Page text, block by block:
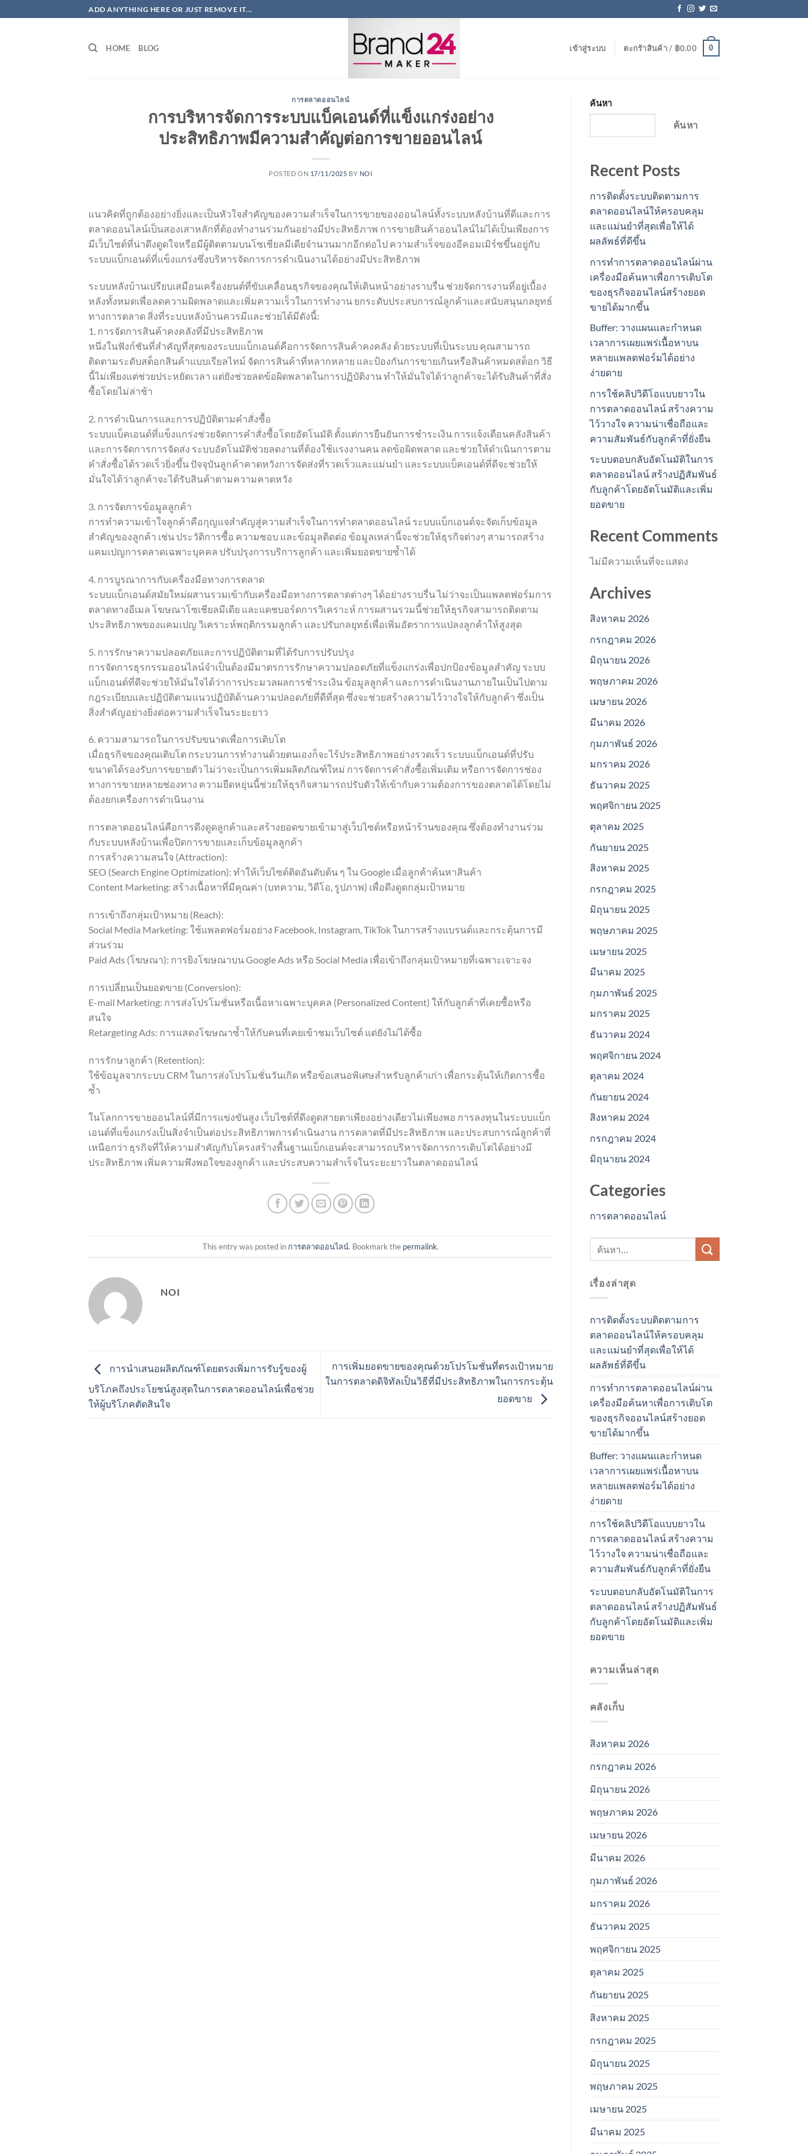
ไป
ADD ANYTHING HERE OR JUST REMOVE IT...
HOME BLOG เข้าสู่ระบบ ตะกร้าสินค้า / ฿0.00 0
การตลาดออนไลน์
การบริหารจัดการระบบแบ็คเอนด์ที่แข็งแกร่งอย่าง
ประสิทธิภาพมีความสำคัญต่อการขายออนไลน์
POSTED ON 17/11/2025 BY NOI
แนวคิดที่ถูกต้องอย่างยิ่งและเป็นหัวใจสำคัญของความสำเร็จในการขายของออนไลน์ทั้งระบบหลังบ้านที่ดีและการ
ตลาดออนไลน์เป็นสองเสาหลักที่ต้องทำงานร่วมกันอย่างมีประสิทธิภาพ การขายสินค้าออนไลน์ไม่ได้เป็นเพียงการ
มีเว็บไซต์ที่น่าดึงดูดใจหรือมีผู้ติดตามบนโซเชียลมีเดียจำนวนมากอีกต่อไป ความสำเร็จของอีคอมเมิร์ซขึ้นอยู่กับ
ระบบแบ็กเอนด์ที่แข็งแกร่งซึ่งบริหารจัดการการดำเนินงานได้อย่างมีประสิทธิภาพ
ระบบหลังบ้านเปรียบเสมือนเครื่องยนต์ที่ขับเคลื่อนธุรกิจของคุณให้เดินหน้าอย่างราบรื่น ช่วยจัดการงานที่อยู่เบื้อง
หลังทั้งหมดเพื่อลดความผิดพลาดและเพิ่มความเร็วในการทำงาน ยกระดับประสบการณ์ลูกค้าและสนับสนุนกลยุทธ์
ทางการตลาด สิ่งที่ระบบหลังบ้านควรมีและช่วยได้มีดังนี้:
1. การจัดการสินค้าคงคลังที่มีประสิทธิภาพ
หนึ่งในฟังก์ชันที่สำคัญที่สุดของระบบแบ็กเอนด์คือการจัดการสินค้าคงคลัง ด้วยระบบที่เป็นระบบ คุณสามารถ
ติดตามระดับสต็อกสินค้าแบบเรียลไทม์ จัดการสินค้าที่หลากหลาย และป้องกันการขายเกินหรือสินค้าหมดสต็อก วิธี
นี้ไม่เพียงแต่ช่วยประหยัดเวลา แต่ยังช่วยลดข้อผิดพลาดในการปฏิบัติงาน ทำให้มั่นใจได้ว่าลูกค้าจะได้รับสินค้าที่สั่ง
ซื้อโดยไม่ล่าช้า
2. การดำเนินการและการปฏิบัติตามคำสั่งซื้อ
ระบบแบ็คเอนด์ที่แข็งแกร่งช่วยจัดการคำสั่งซื้อโดยอัตโนมัติ ตั้งแต่การยืนยันการชำระเงิน การแจ้งเตือนคลังสินค้า
และการจัดการการจัดส่ง ระบบอัตโนมัติช่วยลดงานที่ต้องใช้แรงงานคน ลดข้อผิดพลาด และช่วยให้ดำเนินการตาม
คำสั่งซื้อได้รวดเร็วยิ่งขึ้น ปัจจุบันลูกค้าคาดหวังการจัดส่งที่รวดเร็วและแม่นยำ และระบบแบ็คเอนด์ที่ดีจะช่วยให้
มั่นใจได้ว่าลูกค้าจะได้รับสินค้าตามความคาดหวัง
3. การจัดการข้อมูลลูกค้า
การทำความเข้าใจลูกค้าคือกุญแจสำคัญสู่ความสำเร็จในการทำตลาดออนไลน์ ระบบแบ็กเอนด์จะจัดเก็บข้อมูล
สำคัญของลูกค้า เช่น ประวัติการซื้อ ความชอบ และข้อมูลติดต่อ ข้อมูลเหล่านี้จะช่วยให้ธุรกิจต่างๆ สามารถสร้าง
แคมเปญการตลาดเฉพาะบุคคล ปรับปรุงการบริการลูกค้า และเพิ่มยอดขายซ้ำได้
4. การบูรณาการกับเครื่องมือทางการตลาด
ระบบแบ็กเอนด์สมัยใหม่ผสานรวมเข้ากับเครื่องมือทางการตลาดต่างๆ ได้อย่างราบรื่น ไม่ว่าจะเป็นแพลตฟอร์มการ
ตลาดทางอีเมล โฆษณาโซเชียลมีเดีย และแดชบอร์ดการวิเคราะห์ การผสานรวมนี้ช่วยให้ธุรกิจสามารถติดตาม
ประสิทธิภาพของแคมเปญ วิเคราะห์พฤติกรรมลูกค้า และปรับกลยุทธ์เพื่อเพิ่มอัตราการแปลงลูกค้าให้สูงสุด
5. การรักษาความปลอดภัยและการปฏิบัติตามที่ได้รับการปรับปรุง
การจัดการธุรกรรมออนไลน์จำเป็นต้องมีมาตรการรักษาความปลอดภัยที่แข็งแกร่งเพื่อปกป้องข้อมูลสำคัญ ระบบ
แบ็กเอนด์ที่ดีจะช่วยให้มั่นใจได้ว่าการประมวลผลการชำระเงิน ข้อมูลลูกค้า และการดำเนินงานภายในเป็นไปตาม
กฎระเบียบและปฏิบัติตามแนวปฏิบัติด้านความปลอดภัยที่ดีที่สุด ซึ่งจะช่วยสร้างความไว้วางใจให้กับลูกค้า ซึ่งเป็น
สิ่งสำคัญอย่างยิ่งต่อความสำเร็จในระยะยาว
6. ความสามารถในการปรับขนาดเพื่อการเติบโต
เมื่อธุรกิจของคุณเติบโต กระบวนการทำงานด้วยตนเองก็จะไร้ประสิทธิภาพอย่างรวดเร็ว ระบบแบ็กเอนด์ที่ปรับ
ขนาดได้รองรับการขยายตัว ไม่ว่าจะเป็นการเพิ่มผลิตภัณฑ์ใหม่ การจัดการคำสั่งซื้อเพิ่มเติม หรือการจัดการช่อง
ทางการขายหลายช่องทาง ความยืดหยุ่นนี้ช่วยให้ธุรกิจสามารถปรับตัวให้เข้ากับความต้องการของตลาดได้โดยไม่
ต้องยกเครื่องการดำเนินงาน
การตลาดออนไลน์คือการดึงดูดลูกค้าและสร้างยอดขายเข้ามาสู่เว็บไซต์หรือหน้าร้านของคุณ ซึ่งต้องทำงานร่วม
กับระบบหลังบ้านเพื่อปิดการขายและเก็บข้อมูลลูกค้า
การสร้างความสนใจ (Attraction):
SEO (Search Engine Optimization): ทำให้เว็บไซต์ติดอันดับต้น ๆ ใน Google เมื่อลูกค้าค้นหาสินค้า
Content Marketing: สร้างเนื้อหาที่มีคุณค่า (บทความ, วิดีโอ, รูปภาพ) เพื่อดึงดูดกลุ่มเป้าหมาย
การเข้าถึงกลุ่มเป้าหมาย (Reach):
Social Media Marketing: ใช้แพลตฟอร์มอย่าง Facebook, Instagram, TikTok ในการสร้างแบรนด์และกระตุ้นการมี
ส่วนร่วม
Paid Ads (โฆษณา): การยิงโฆษณาบน Google Ads หรือ Social Media เพื่อเข้าถึงกลุ่มเป้าหมายที่เฉพาะเจาะจง
การเปลี่ยนเป็นยอดขาย (Conversion):
E-mail Marketing: การส่งโปรโมชั่นหรือเนื้อหาเฉพาะบุคคล (Personalized Content) ให้กับลูกค้าที่เคยซื้อหรือ
สนใจ
Retargeting Ads: การแสดงโฆษณาซ้ำให้กับคนที่เคยเข้าชมเว็บไซต์ แต่ยังไม่ได้ซื้อ
การรักษาลูกค้า (Retention):
ใช้ข้อมูลจากระบบ CRM ในการส่งโปรโมชั่นวันเกิด หรือข้อเสนอพิเศษสำหรับลูกค้าเก่า เพื่อกระตุ้นให้เกิดการซื้อ
ซ้ำ
ในโลกการขายออนไลน์ที่มีการแข่งขันสูง เว็บไซต์ที่ดึงดูดสายตาเพียงอย่างเดียวไม่เพียงพอ การลงทุนในระบบแบ็ก
เอนด์ที่แข็งแกร่งเป็นสิ่งจำเป็นต่อประสิทธิภาพการดำเนินงาน การตลาดที่มีประสิทธิภาพ และประสบการณ์ลูกค้าที่
เหนือกว่า ธุรกิจที่ให้ความสำคัญกับโครงสร้างพื้นฐานแบ็กเอนด์จะสามารถบริหารจัดการการเติบโตได้อย่างมี
ประสิทธิภาพ เพิ่มความพึงพอใจของลูกค้า และประสบความสำเร็จในระยะยาวในตลาดออนไลน์
This entry was posted in การตลาดออนไลน์. Bookmark the permalink.
NOI
การนำเสนอผลิตภัณฑ์โดยตรงเพิ่มการรับรู้ของผู้
บริโภคถึงประโยชน์สูงสุดในการตลาดออนไลน์เพื่อช่วย
ให้ผู้บริโภคตัดสินใจ
การเพิ่มยอดขายของคุณด้วยโปรโมชั่นที่ตรงเป้าหมาย
ในการตลาดดิจิทัลเป็นวิธีที่มีประสิทธิภาพในการกระตุ้น
ยอดขาย
ค้นหา
ค้นหา
Recent Posts
การติดตั้งระบบติดตามการ
ตลาดออนไลน์ให้ครอบคลุม
และแม่นยำที่สุดเพื่อให้ได้
ผลลัพธ์ที่ดีขึ้น
การทำการตลาดออนไลน์ผ่าน
เครื่องมือค้นหาเพื่อการเติบโต
ของธุรกิจออนไลน์สร้างยอด
ขายได้มากขึ้น
Buffer: วางแผนและกำหนด
เวลาการเผยแพร่เนื้อหาบน
หลายแพลตฟอร์มได้อย่าง
ง่ายดาย
การใช้คลิปวิดีโอแบบยาวใน
การตลาดออนไลน์ สร้างความ
ไว้วางใจ ความน่าเชื่อถือและ
ความสัมพันธ์กับลูกค้าที่ยั่งยืน
ระบบตอบกลับอัตโนมัติในการ
ตลาดออนไลน์ สร้างปฏิสัมพันธ์
กับลูกค้าโดยอัตโนมัติและเพิ่ม
ยอดขาย
Recent Comments
ไม่มีความเห็นที่จะแสดง
Archives
สิงหาคม 2026
กรกฎาคม 2026
มิถุนายน 2026
พฤษภาคม 2026
เมษายน 2026
มีนาคม 2026
กุมภาพันธ์ 2026
มกราคม 2026
ธันวาคม 2025
พฤศจิกายน 2025
ตุลาคม 2025
กันยายน 2025
สิงหาคม 2025
กรกฎาคม 2025
มิถุนายน 2025
พฤษภาคม 2025
เมษายน 2025
มีนาคม 2025
กุมภาพันธ์ 2025
มกราคม 2025
ธันวาคม 2024
พฤศจิกายน 2024
ตุลาคม 2024
กันยายน 2024
สิงหาคม 2024
กรกฎาคม 2024
มิถุนายน 2024
Categories
การตลาดออนไลน์
เรื่องล่าสุด
การติดตั้งระบบติดตามการ
ตลาดออนไลน์ให้ครอบคลุม
และแม่นยำที่สุดเพื่อให้ได้
ผลลัพธ์ที่ดีขึ้น
การทำการตลาดออนไลน์ผ่าน
เครื่องมือค้นหาเพื่อการเติบโต
ของธุรกิจออนไลน์สร้างยอด
ขายได้มากขึ้น
Buffer: วางแผนและกำหนด
เวลาการเผยแพร่เนื้อหาบน
หลายแพลตฟอร์มได้อย่าง
ง่ายดาย
การใช้คลิปวิดีโอแบบยาวใน
การตลาดออนไลน์ สร้างความ
ไว้วางใจ ความน่าเชื่อถือและ
ความสัมพันธ์กับลูกค้าที่ยั่งยืน
ระบบตอบกลับอัตโนมัติในการ
ตลาดออนไลน์ สร้างปฏิสัมพันธ์
กับลูกค้าโดยอัตโนมัติและเพิ่ม
ยอดขาย
ความเห็นล่าสุด
คลังเก็บ
สิงหาคม 2026
กรกฎาคม 2026
มิถุนายน 2026
พฤษภาคม 2026
เมษายน 2026
มีนาคม 2026
กุมภาพันธ์ 2026
มกราคม 2026
ธันวาคม 2025
พฤศจิกายน 2025
ตุลาคม 2025
กันยายน 2025
สิงหาคม 2025
กรกฎาคม 2025
มิถุนายน 2025
พฤษภาคม 2025
เมษายน 2025
มีนาคม 2025